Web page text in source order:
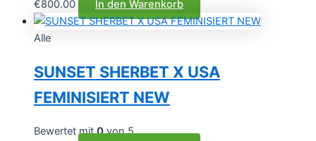
€800.00 In den Warenkorb
Alle
SUNSET SHERBET X USA
FEMINISIERT NEW
Bewertet mit0von 5